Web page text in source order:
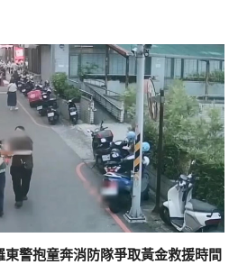
警抱童奔消防隊爭取黃金救援時間